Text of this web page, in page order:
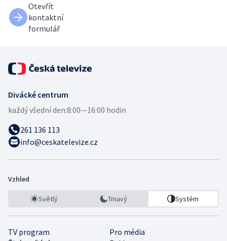
Otevřít
kontaktní
formulář
Divácké centrum
každý všední den:8:00—16:00 hodin
261 136 113
info@ceskatelevize.cz
Vzhled
Světlý Tmavý Systém
TV program
Pro média